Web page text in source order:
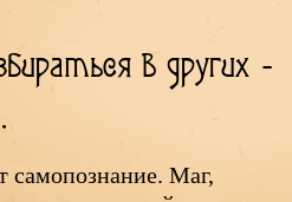
в других -
самопознание. Маг,